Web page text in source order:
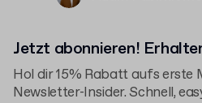
Jetzt abonnieren!
Hol dir 15% Rabatt aufs erste
Newsletter-Insider. Schnell,